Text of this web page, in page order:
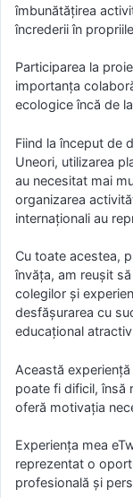
îmbunătățirea
încrederii în
Participarea la
importanța
ecologice încă de
Fiind la început de
Uneori, utilizarea
au necesitat mai
organizarea
internaționali au
Cu toate acestea,
învăța, am reușit
colegilor și
desfășurarea cu
educațional
Această
poate fi dificil, însă
oferă motivația
Experiența mea
reprezentat o
profesională și